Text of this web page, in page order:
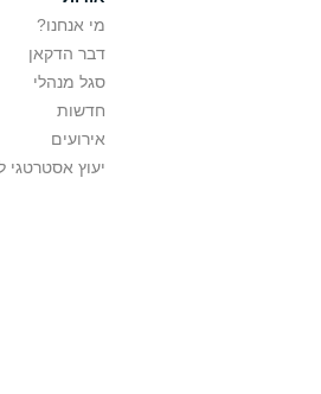
מי אנחנו?
דבר הדקאן
סגל מנהלי
חדשות
אירועים
יעוץ אסטרטגי